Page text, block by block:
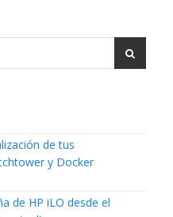
de tus
y Docker
de HP iLO desde el